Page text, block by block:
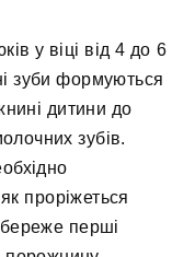
у віці від 4 до 6
зуби формуються
дитини до
зубів.
проріжеться
перші